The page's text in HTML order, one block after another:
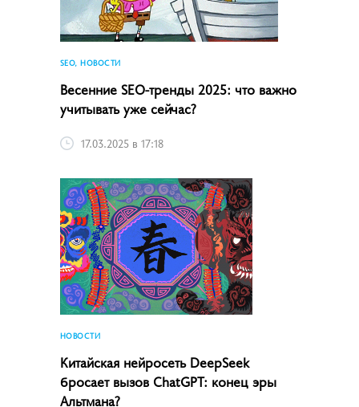
SEO, НОВОСТИ
Весенние SEO-тренды 2025: что важно
учитывать уже сейчас?
17.03.2025 в 17:18
НОВОСТИ
Китайская нейросеть DeepSeek
бросает вызов ChatGPT: конец эры
Альтмана?